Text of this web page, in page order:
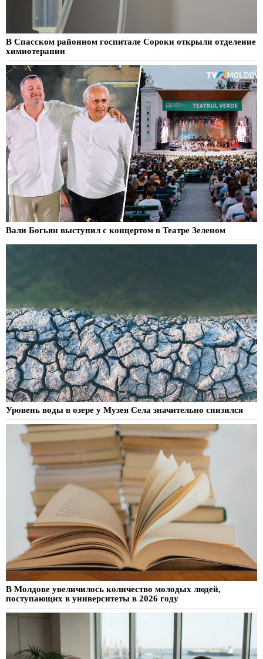
В Спасском районном госпитале Сороки открыли отделение
химиотерапии
Вали Богьян выступил с концертом в Театре Зеленом
Уровень воды в озере у Музея Села значительно снизился
В Молдове увеличилось количество молодых людей,
поступающих в университеты в 2026 году